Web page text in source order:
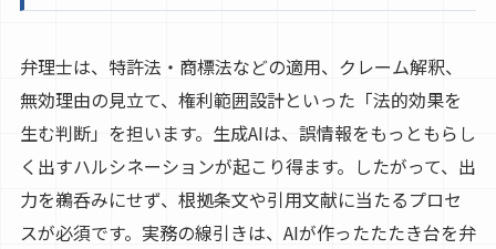
弁理士は、特許法・商標法などの適用、クレーム解釈、
無効理由の見立て、権利範囲設計といった「法的効果を
生む判断」を担います。生成AIは、誤情報をもっともらし
く出すハルシネーションが起こり得ます。したがって、出
力を鵜呑みにせず、根拠条文や引用文献に当たるプロセ
スが必須です。実務の線引きは、AIが作ったたたき台を弁